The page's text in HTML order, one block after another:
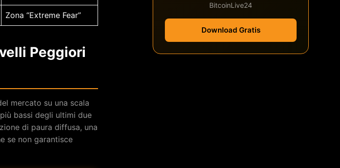
Zona “Extreme Fear”
Peggiori
mercato su una scala
bassi degli ultimi due
di paura diffusa, una
se non garantisce
BitcoinLive24
Download Gratis